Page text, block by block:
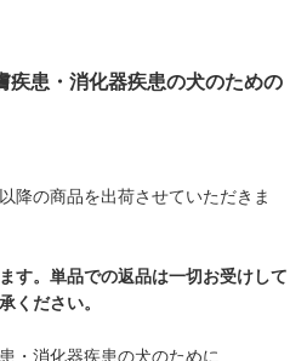
疾患・消化器疾患の犬のための
降の商品を出荷させていただきま
す。単品での返品は一切お受けして
ください。
・消化器疾患の犬のために